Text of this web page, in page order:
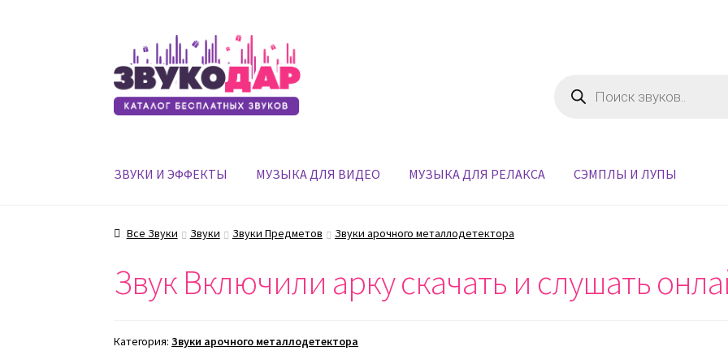
Перейти
к
навигации
Перейти
к
содержимому
товаров
ЗВУКИ И ЭФФЕКТЫ МУЗЫКА ДЛЯ ВИДЕО МУЗЫКА ДЛЯ РЕЛАКСА СЭМПЛЫ И ЛУПЫ
Все Звуки Звуки Звуки Предметов Звуки арочного металлодетектора
Звук Включили арку скачать и слушать
Категория:Звуки арочного металлодетектора